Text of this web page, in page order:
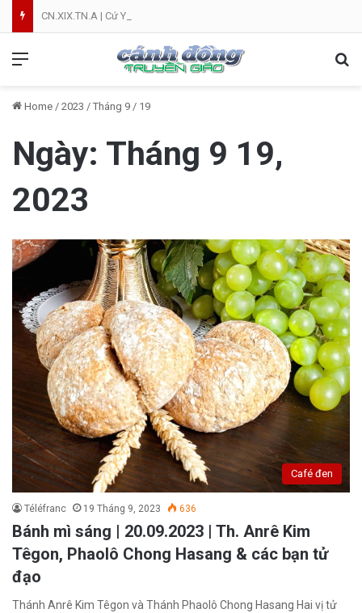
CN.XIX.TN.A | Cứ Yên Tâm | NVT
Home / 2023 / Tháng 9 / 19
Ngày: Tháng 9 19,
2023
Café đen
Téléfranc 19 Tháng 9, 2023 636
Bánh mì sáng | 20.09.2023 | Th. Anrê Kim
Têgon, Phaolô Chong Hasang & các bạn tử
đạo
Thánh Anrê Kim Têgon và Thánh Phaolô Chong Hasang Hai vị tử